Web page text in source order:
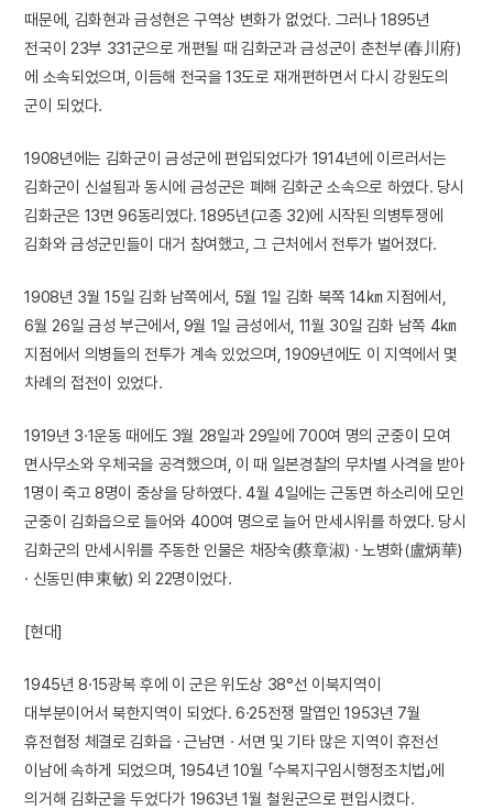
때문에, 김화현과 금성현은 구역상 변화가 없었다. 그러나 1895년
전국이 23부 331군으로 개편될 때 김화군과 금성군이 춘천부(春川府)
에 소속되었으며, 이듬해 전국을 13도로 재개편하면서 다시 강원도의
군이 되었다.
1908년에는 김화군이 금성군에 편입되었다가 1914년에 이르러서는
김화군이 신설됨과 동시에 금성군은 폐해 김화군 소속으로 하였다. 당시
김화군은 13면 96동리였다. 1895년(고종 32)에 시작된 의병투쟁에
김화와 금성군민들이 대거 참여했고, 그 근처에서 전투가 벌어졌다.
1908년 3월 15일 김화 남쪽에서, 5월 1일 김화 북쪽 14㎞ 지점에서,
6월 26일 금성 부근에서, 9월 1일 금성에서, 11월 30일 김화 남쪽 4㎞
지점에서 의병들의 전투가 계속 있었으며, 1909년에도 이 지역에서 몇
차례의 접전이 있었다.
1919년 3·1운동 때에도 3월 28일과 29일에 700여 명의 군중이 모여
면사무소와 우체국을 공격했으며, 이 때 일본경찰의 무차별 사격을 받아
1명이 죽고 8명이 중상을 당하였다. 4월 4일에는 근동면 하소리에 모인
군중이 김화읍으로 들어와 400여 명으로 늘어 만세시위를 하였다. 당시
김화군의 만세시위를 주동한 인물은 채장숙(蔡章淑) · 노병화(盧炳華)
· 신동민(申東敏) 외 22명이었다.
[현대]
1945년 8·15광복 후에 이 군은 위도상 38°선 이북지역이
대부분이어서 북한지역이 되었다. 6·25전쟁 말엽인 1953년 7월
휴전협정 체결로 김화읍 · 근남면 · 서면 및 기타 많은 지역이 휴전선
이남에 속하게 되었으며, 1954년 10월 「수복지구임시행정조치법」에
의거해 김화군을 두었다가 1963년 1월 철원군으로 편입시켰다.